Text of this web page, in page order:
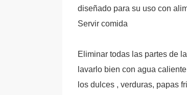
diseñado para su uso con
Servir comida
Eliminar todas las partes de
lavarlo bien con agua
los dulces , verduras, papas